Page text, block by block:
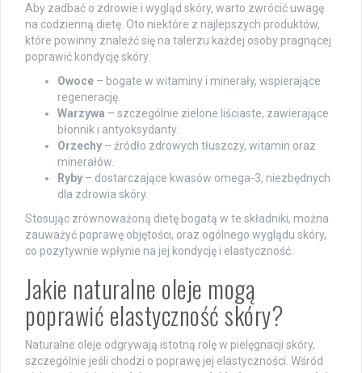
Aby zadbać o zdrowie i wygląd skóry, warto zwrócić uwagę
na codzienną dietę. Oto niektóre z najlepszych produktów,
które powinny znaleźć się na talerzu każdej osoby pragnącej
poprawić kondycję skóry:
Owoce – bogate w witaminy i minerały, wspierające
regenerację.
Warzywa – szczególnie zielone liściaste, zawierające
błonnik i antyoksydanty.
Orzechy – źródło zdrowych tłuszczy, witamin oraz
minerałów.
Ryby – dostarczające kwasów omega-3, niezbędnych
dla zdrowia skóry.
Stosując zrównoważoną dietę bogatą w te składniki, można
zauważyć poprawę objętości, oraz ogólnego wyglądu skóry,
co pozytywnie wpłynie na jej kondycję i elastyczność.
Jakie naturalne oleje mogą
poprawić elastyczność skóry?
Naturalne oleje odgrywają istotną rolę w pielęgnacji skóry,
szczególnie jeśli chodzi o poprawę jej elastyczności. Wśród